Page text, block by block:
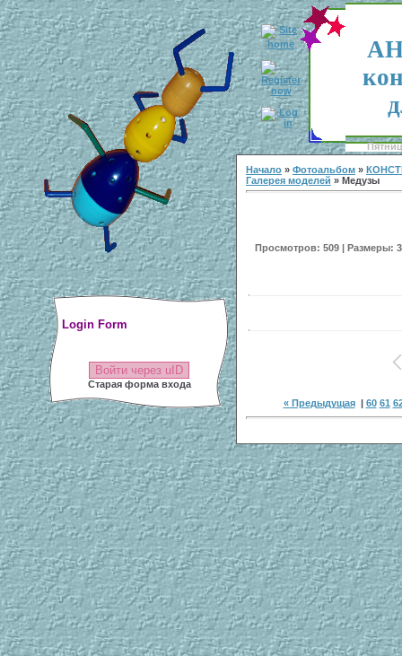
Login Form
Войти через uID
Старая форма входа
Начало » Фотоальбом »
Галерея моделей » Медузы
Просмотров: 509 | Размеры:
« Предыдущая| 60 61